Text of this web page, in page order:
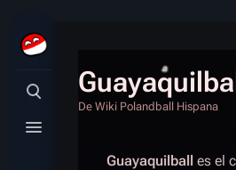
Búsqueda alternativa
Menú alternativo
De Wiki Polandball Hispana
Guayaquilball es el